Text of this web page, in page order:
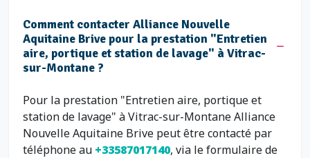
Comment contacter Alliance Nouvelle
Aquitaine Brive pour la prestation "Entretien
aire, portique et station de lavage" à Vitrac-
sur-Montane ?
Pour la prestation "Entretien aire, portique et
station de lavage" à Vitrac-sur-Montane Alliance
Nouvelle Aquitaine Brive peut être contacté par
téléphone au +33587017140, via le formulaire de